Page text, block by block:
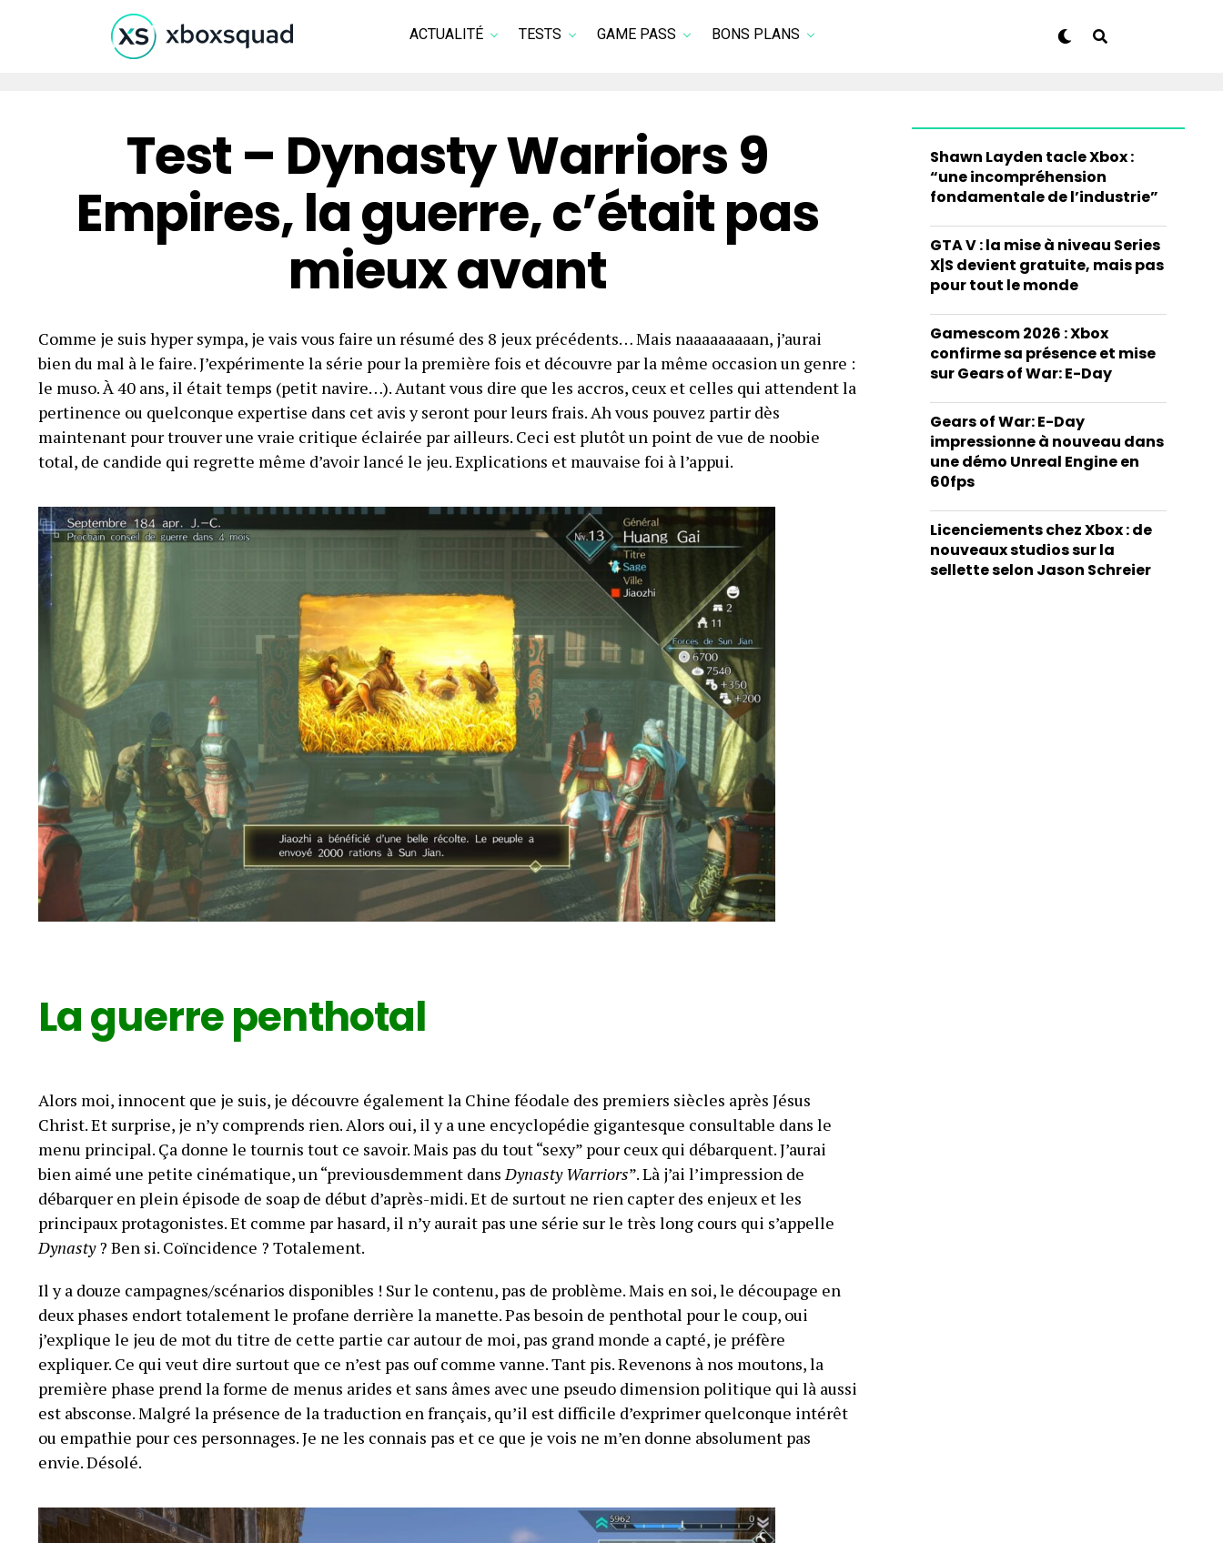
ACTUALITÉ TESTS GAME PASS BONS PLANS
Test – Dynasty Warriors 9
Empires, la guerre, c’était pas
mieux avant
Comme je suis hyper sympa, je vais vous faire un résumé des 8 jeux précédents… Mais naaaaaaaaan, j’aurai
bien du mal à le faire. J’expérimente la série pour la première fois et découvre par la même occasion un genre :
le muso. À 40 ans, il était temps (petit navire…). Autant vous dire que les accros, ceux et celles qui attendent la
pertinence ou quelconque expertise dans cet avis y seront pour leurs frais. Ah vous pouvez partir dès
maintenant pour trouver une vraie critique éclairée par ailleurs. Ceci est plutôt un point de vue de noobie
total, de candide qui regrette même d’avoir lancé le jeu. Explications et mauvaise foi à l’appui.
La guerre penthotal
Alors moi, innocent que je suis, je découvre également la Chine féodale des premiers siècles après Jésus
Christ. Et surprise, je n’y comprends rien. Alors oui, il y a une encyclopédie gigantesque consultable dans le
menu principal. Ça donne le tournis tout ce savoir. Mais pas du tout “sexy” pour ceux qui débarquent. J’aurai
bien aimé une petite cinématique, un “previousdemment dans Dynasty Warriors”. Là j’ai l’impression de
débarquer en plein épisode de soap de début d’après-midi. Et de surtout ne rien capter des enjeux et les
principaux protagonistes. Et comme par hasard, il n’y aurait pas une série sur le très long cours qui s’appelle
Dynasty? Ben si. Coïncidence ? Totalement.
Il y a douze campagnes/scénarios disponibles ! Sur le contenu, pas de problème. Mais en soi, le découpage en
deux phases endort totalement le profane derrière la manette. Pas besoin de penthotal pour le coup, oui
j’explique le jeu de mot du titre de cette partie car autour de moi, pas grand monde a capté, je préfère
expliquer. Ce qui veut dire surtout que ce n’est pas ouf comme vanne. Tant pis. Revenons à nos moutons, la
première phase prend la forme de menus arides et sans âmes avec une pseudo dimension politique qui là aussi
est absconse. Malgré la présence de la traduction en français, qu’il est difficile d’exprimer quelconque intérêt
ou empathie pour ces personnages. Je ne les connais pas et ce que je vois ne m’en donne absolument pas
envie. Désolé.
Shawn Layden tacle Xbox :
“une incompréhension
fondamentale de l’industrie”
GTA V : la mise à niveau Series
X|S devient gratuite, mais pas
pour tout le monde
Gamescom 2026 : Xbox
confirme sa présence et mise
sur Gears of War: E-Day
Gears of War: E-Day
impressionne à nouveau dans
une démo Unreal Engine en
60fps
Licenciements chez Xbox : de
nouveaux studios sur la
sellette selon Jason Schreier